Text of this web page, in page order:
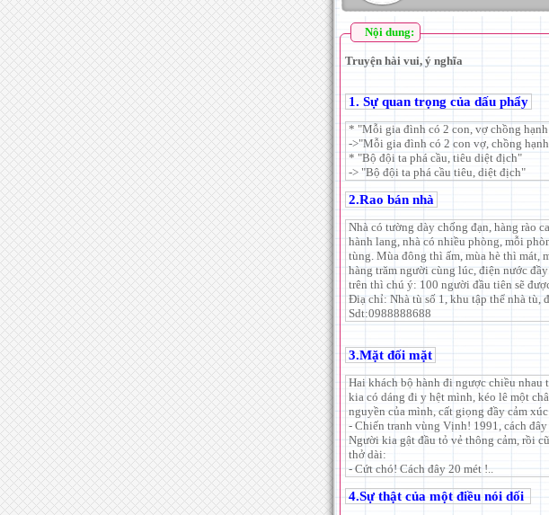
Nội dung:
Truyện hài vui, ý nghĩa
1. Sự quan trọng của dấu phẩy
* "Mỗi gia đình có 2 con, vợ chồng
->"Mỗi gia đình có 2 con vợ, chồng
* "Bộ đội ta phá cầu, tiêu diệt địch"
-> "Bộ đội ta phá cầu tiêu, diệt địch"
2.Rao bán nhà
Nhà có tường dày chống đạn, hàng rào
hành lang, nhà có nhiều phòng, mỗi
tùng. Mùa đông thì ấm, mùa hè thì mát,
hàng trăm người cùng lúc, điện nước
trên thì chú ý: 100 người đầu tiên sẽ
Điạ chỉ: Nhà tù số 1, khu tập thể nhà tù,
Sdt:0988888688
3.Mặt đối mặt
Hai khách bộ hành đi ngược chiều
kia có dáng đi y hệt mình, kéo lê một
nguyền của mình, cất giọng đầy cảm
- Chiến tranh vùng Vịnh! 1991, cách đây
Người kia gật đầu tỏ vẻ thông cảm, rồi
thở dài:
- Cứt chó! Cách đây 20 mét !..
4.Sự thật của một điều nói dối